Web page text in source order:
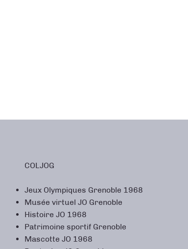
COLJOG
Jeux Olympiques Grenoble 1968
Musée virtuel JO Grenoble
Histoire JO 1968
Patrimoine sportif Grenoble
Mascotte JO 1968